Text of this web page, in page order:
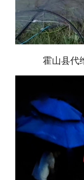
霍山县代